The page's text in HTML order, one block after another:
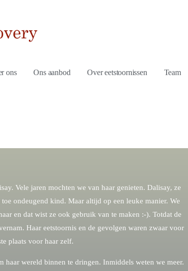
ons Ons aanbod Over eetstoornissen Team
Vele jaren mochten we van haar genieten. Dalisay, ze
ondeugend kind. Maar altijd op een leuke manier. We
en dat wist ze ook gebruik van te maken :-). Totdat de
Haar eetstoornis en de gevolgen waren zwaar voor
plaats voor haar zelf.
haar wereld binnen te dringen. Inmiddels weten we meer.